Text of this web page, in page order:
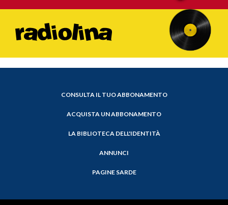
CONSULTA IL TUO ABBONAMENTO
ACQUISTA UN ABBONAMENTO
LA BIBLIOTECA DELL'IDENTITÀ
ANNUNCI
PAGINE SARDE